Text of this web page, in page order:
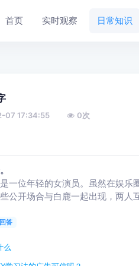
首页 实时观察 日常知识
07 17:34:55 0次
一位年轻的女演员。虽然在娱
公开场合与白鹿一起出现，两人
答
么